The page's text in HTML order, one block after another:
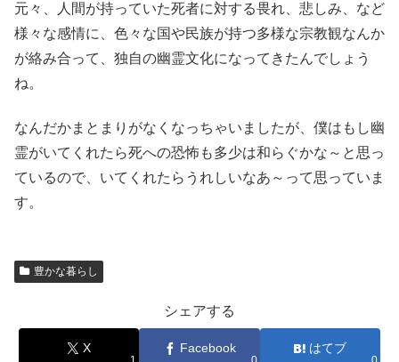
元々、人間が持っていた死者に対する畏れ、悲しみ、など
様々な感情に、色々な国や民族が持つ多様な宗教観なんか
が絡み合って、独自の幽霊文化になってきたんでしょう
ね。
なんだかまとまりがなくなっちゃいましたが、僕はもし幽
霊がいてくれたら死への恐怖も多少は和らぐかな～と思っ
ているので、いてくれたらうれしいなあ～って思っていま
す。
豊かな暮らし
シェアする
X Facebook はてブ